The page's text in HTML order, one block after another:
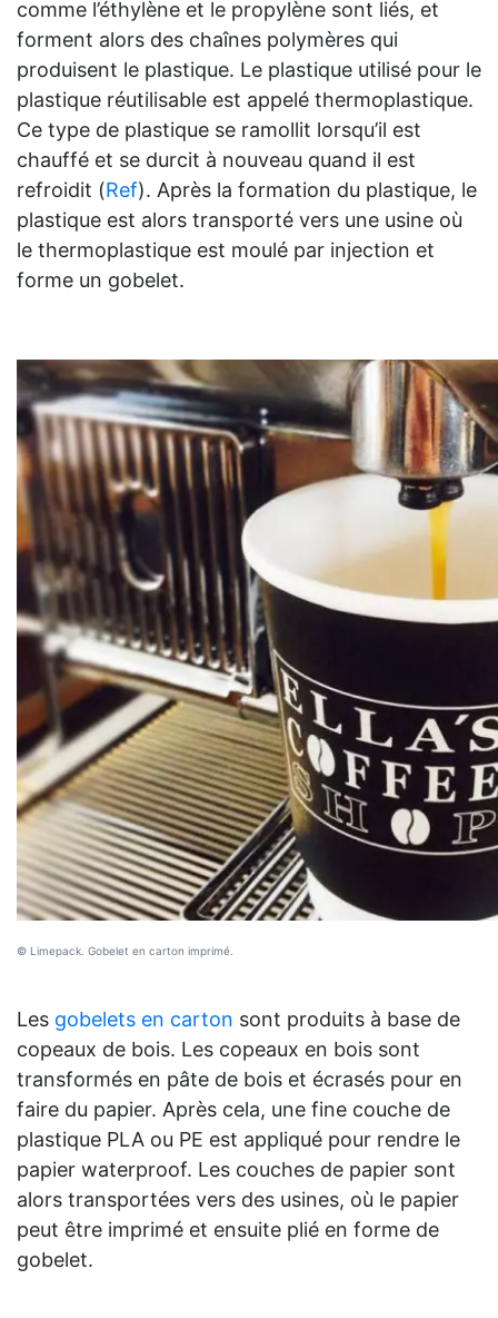
comme l’éthylène et le propylène sont liés, et
forment alors des chaînes polymères qui
produisent le plastique. Le plastique utilisé pour le
plastique réutilisable est appelé thermoplastique.
Ce type de plastique se ramollit lorsqu’il est
chauffé et se durcit à nouveau quand il est
refroidit (Ref). Après la formation du plastique, le
plastique est alors transporté vers une usine où
le thermoplastique est moulé par injection et
forme un gobelet.
© Limepack. Gobelet en carton imprimé.
Les gobelets en carton sont produits à base de
copeaux de bois. Les copeaux en bois sont
transformés en pâte de bois et écrasés pour en
faire du papier. Après cela, une fine couche de
plastique PLA ou PE est appliqué pour rendre le
papier waterproof. Les couches de papier sont
alors transportées vers des usines, où le papier
peut être imprimé et ensuite plié en forme de
gobelet.